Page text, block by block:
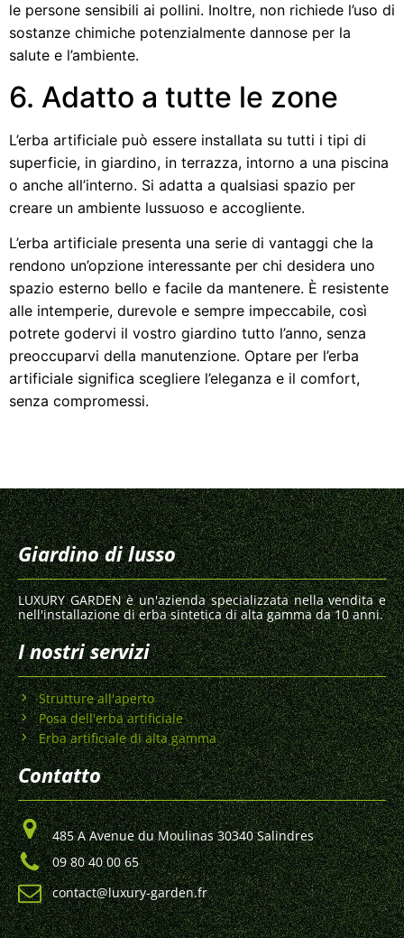
le persone sensibili ai pollini. Inoltre, non richiede l’uso di
sostanze chimiche potenzialmente dannose per la
salute e l’ambiente.
6. Adatto a tutte le zone
L’erba artificiale può essere installata su tutti i tipi di
superficie, in giardino, in terrazza, intorno a una piscina
o anche all’interno. Si adatta a qualsiasi spazio per
creare un ambiente lussuoso e accogliente.
L’erba artificiale presenta una serie di vantaggi che la
rendono un’opzione interessante per chi desidera uno
spazio esterno bello e facile da mantenere. È resistente
alle intemperie, durevole e sempre impeccabile, così
potrete godervi il vostro giardino tutto l’anno, senza
preoccuparvi della manutenzione. Optare per l’erba
artificiale significa scegliere l’eleganza e il comfort,
senza compromessi.
Giardino di lusso
LUXURY GARDEN è un'azienda specializzata nella vendita e
nell'installazione di erba sintetica di alta gamma da 10 anni.
I nostri servizi
Strutture all'aperto
Posa dell'erba artificiale
Erba artificiale di alta gamma
Contatto
485 A Avenue du Moulinas 30340 Salindres
09 80 40 00 65
contact@luxury-garden.fr